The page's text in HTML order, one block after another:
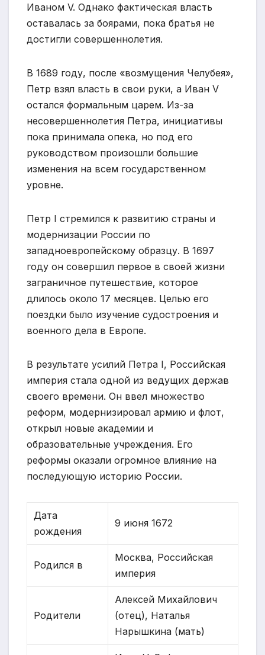
Иваном V. Однако фактическая власть
оставалась за боярами, пока братья не
достигли совершеннолетия.
В 1689 году, после «возмущения Челубея»,
Петр взял власть в свои руки, а Иван V
остался формальным царем. Из-за
несовершеннолетия Петра, инициативы
пока принимала опека, но под его
руководством произошли большие
изменения на всем государственном
уровне.
Петр I стремился к развитию страны и
модернизации России по
западноевропейскому образцу. В 1697
году он совершил первое в своей жизни
заграничное путешествие, которое
длилось около 17 месяцев. Целью его
поездки было изучение судостроения и
военного дела в Европе.
В результате усилий Петра I, Российская
империя стала одной из ведущих держав
своего времени. Он ввел множество
реформ, модернизировал армию и флот,
открыл новые академии и
образовательные учреждения. Его
реформы оказали огромное влияние на
последующую историю России.
Дата
рождения
9 июня 1672
Родился в
Москва, Российская
империя
Родители
Алексей Михайлович
(отец), Наталья
Нарышкина (мать)